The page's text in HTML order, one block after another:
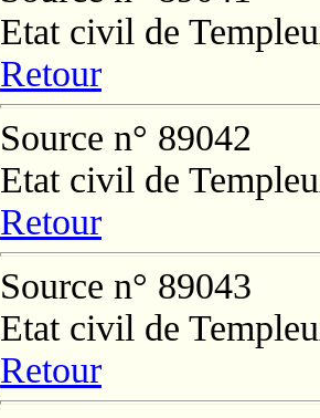
Etat civil de
Retour
Source n° 89042
Etat civil de
Retour
Source n° 89043
Etat civil de
Retour